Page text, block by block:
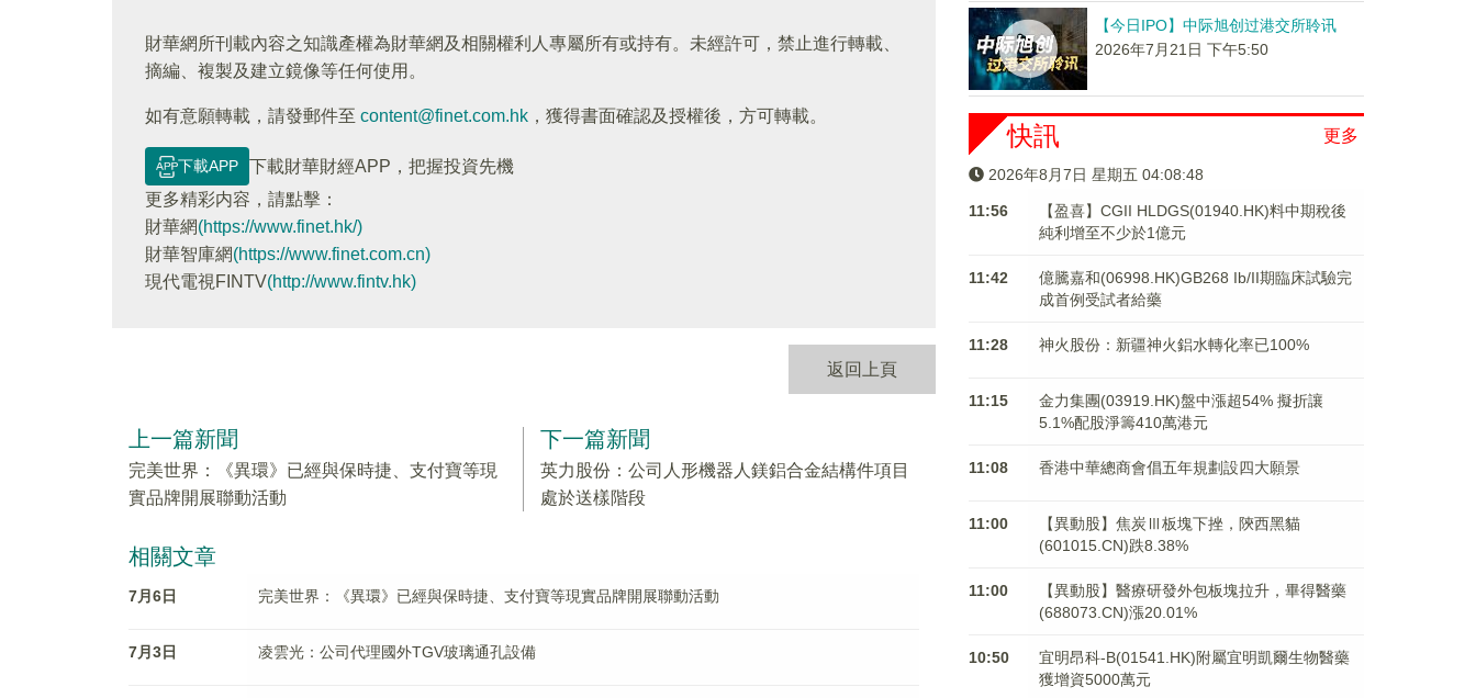
財華網所刊載內容之知識產權為財華網及相關權利人專屬所有或持有。未經許可，禁止進行轉載、
摘編、複製及建立鏡像等任何使用。
如有意願轉載，請發郵件至 content@finet.com.hk ，獲得書面確認及授權後，方可轉載。
下載APP
下載財華財經APP，把握投資先機
更多精彩内容，請點擊：
財華網(https://www.finet.hk/)
財華智庫網(https://www.finet.com.cn)
現代電視FINTV(http://www.fintv.hk)
返回上頁
上一篇新聞
完美世界：《異環》已經與保時捷、支付寶等現
實品牌開展聯動活動
下一篇新聞
英力股份：公司人形機器人鎂鋁合金結構件項目
處於送樣階段
相關文章
7月6日 完美世界：《異環》已經與保時捷、支付寶等現實品牌開展聯動活動
7月3日 凌雲光：公司代理國外TGV玻璃通孔設備
【今日IPO】中际旭创过港交所聆讯
2026年7月21日 下午5:50
更多
快訊
2026年8月7日 星期五 04:08:49
11:56
【盈喜】CGII HLDGS(01940.HK)料中期稅後
純利增至不少於1億元
11:42
億騰嘉和(06998.HK)GB268 Ib/II期臨床試驗完
成首例受試者給藥
11:28 神火股份：新疆神火鋁水轉化率已100%
11:15
金力集團(03919.HK)盤中漲超54% 擬折讓
5.1%配股淨籌410萬港元
11:08 香港中華總商會倡五年規劃設四大願景
11:00
【異動股】焦炭Ⅲ板塊下挫，陝西黑貓
(601015.CN)跌8.38%
11:00
【異動股】醫療研發外包板塊拉升，畢得醫藥
(688073.CN)漲20.01%
10:50
宜明昂科-B(01541.HK)附屬宜明凱爾生物醫藥
獲增資5000萬元